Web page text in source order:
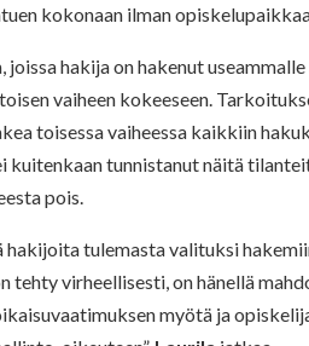
kokonaan ilman
hakija on hakenut
vaiheen kokeeseen.
toisessa vaiheessa kaikkiin
kuitenkaan tunnistanut näitä
pois.
hakijoita tulemasta valituksi
tehty virheellisesti, on hänellä
myötä ja